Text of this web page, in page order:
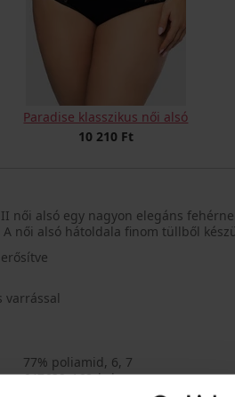
Paradise klasszikus női alsó
10 210 Ft
II női alsó egy nagyon elegáns
női alsó hátoldala finom tüllből
varrással
77% poliamid, 6, 7
647632_168_kal